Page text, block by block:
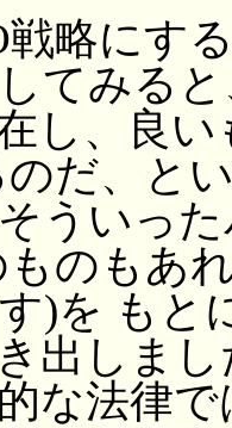
戦略にす
てみる
し、良
のだ、と
ういっ
のもあ
)を もと
出しま
な法律